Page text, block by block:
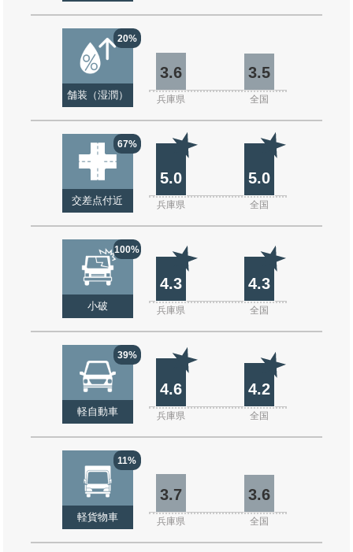
20%
舗装（湿潤）
3.6 3.5
兵庫県 全国
67%
交差点付近
5.0 5.0
兵庫県 全国
100%
小破
4.3 4.3
兵庫県 全国
39%
軽自動車
4.6 4.2
兵庫県 全国
11%
軽貨物車
3.7 3.6
兵庫県 全国